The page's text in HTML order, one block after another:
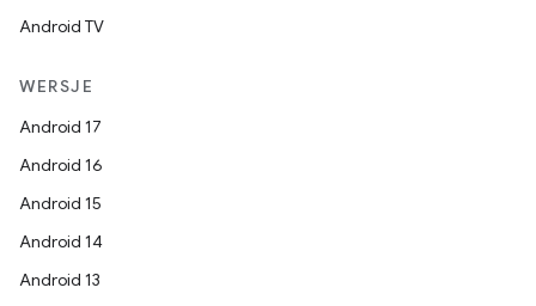
Android TV
WERSJE
Android 17
Android 16
Android 15
Android 14
Android 13